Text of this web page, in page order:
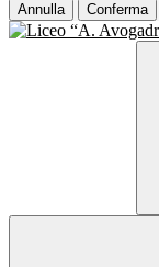
Annulla Conferma